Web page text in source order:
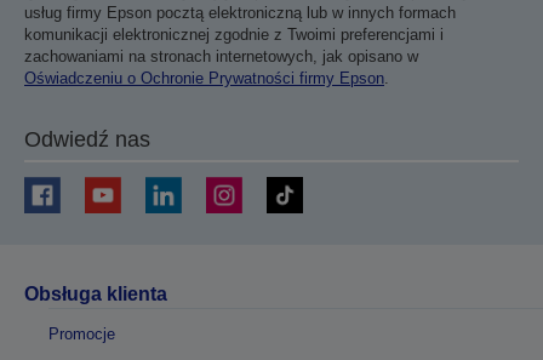
usług firmy Epson pocztą elektroniczną lub w innych formach
komunikacji elektronicznej zgodnie z Twoimi preferencjami i
zachowaniami na stronach internetowych, jak opisano w
Oświadczeniu o Ochronie Prywatności firmy Epson.
Odwiedź nas
Obsługa klienta
Promocje